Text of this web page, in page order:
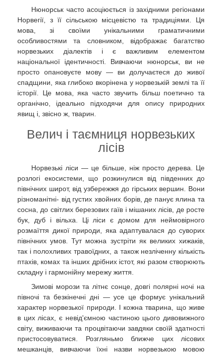
Нюнорськ часто асоціюється із західними регіонами
Норвегії, з її сільською місцевістю та традиціями. Ця
мова, зі своїми унікальними граматичними
особливостями та словником, відображає багатство
норвезьких діалектів і є важливим елементом
національної ідентичності. Вивчаючи нюнорськ, ви не
просто опановуєте мову — ви долучаєтеся до живої
спадщини, яка глибоко вкорінена у норвезькій землі та її
історії. Це мова, яка часто звучить більш поетично та
органічно, ідеально підходячи для опису природних
явищ і, звісно ж, тварин.
Велич і таємниця норвезьких
лісів
Норвезькі ліси — це більше, ніж просто дерева. Це
розлогі екосистеми, що розкинулися від південних до
північних широт, від узбережжя до гірських вершин. Вони
різноманітні- від густих хвойних борів, де панує ялина та
сосна, до світлих березових гаїв і мішаних лісів, де росте
бук, дуб і вільха. Ці ліси є домом для неймовірного
розмаїття дикої природи, яка адаптувалася до суворих
північних умов. Тут можна зустріти як великих хижаків,
так і полохливих травоїдних, а також незліченну кількість
птахів, комах та інших дрібних істот, які разом створюють
складну і гармонійну мережу життя.
Зимові морози та літнє сонце, довгі полярні ночі на
півночі та безкінечні дні — усе це формує унікальний
характер норвезької природи. І кожна тварина, що живе
в цих лісах, є невід'ємною частиною цього дивовижного
світу, виживаючи та процвітаючи завдяки своїй здатності
пристосовуватися. Розгляньмо ближче цих лісових
мешканців, вивчаючи їхні назви норвезькою мовою